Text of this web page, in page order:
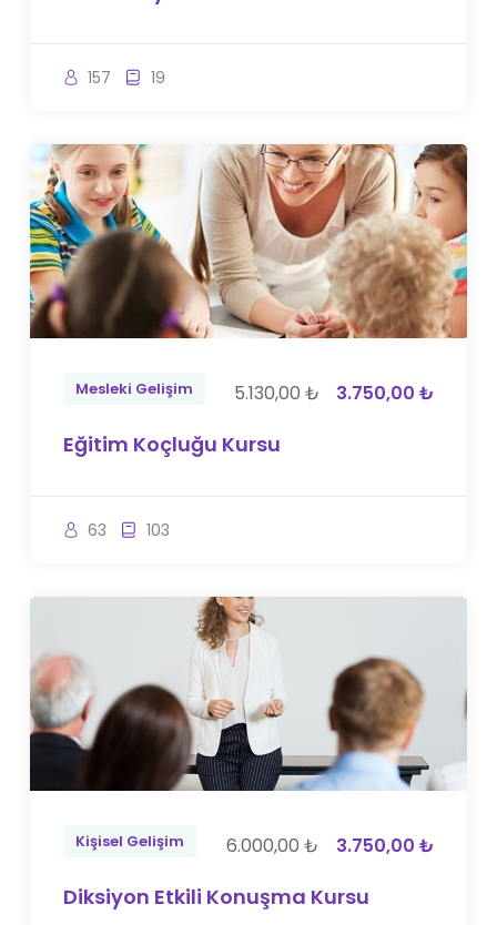
157 19
Mesleki Gelişim 5.130,00 ₺ 3.750,00 ₺
Eğitim Koçluğu Kursu
63 103
Kişisel Gelişim 6.000,00 ₺ 3.750,00 ₺
Diksiyon Etkili Konuşma Kursu